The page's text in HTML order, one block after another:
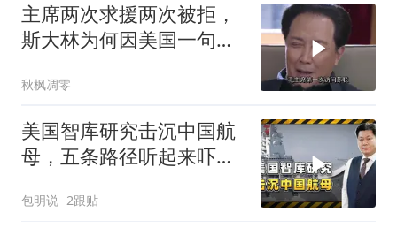
主席两次求援两次被拒，
斯大林为何因美国一句话
秋枫凋零
美国智库研究击沉中国航
母，五条路径听起来吓
包明说 2跟贴